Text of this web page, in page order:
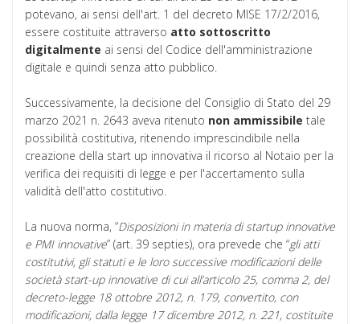
potevano, ai sensi dell'art. 1 del decreto MISE 17/2/2016,
essere costituite attraverso atto sottoscritto
digitalmente ai sensi del Codice dell'amministrazione
digitale e quindi senza atto pubblico.
Successivamente, la decisione del Consiglio di Stato del 29
marzo 2021 n. 2643 aveva ritenuto non ammissibile tale
possibilità costitutiva, ritenendo imprescindibile nella
creazione della start up innovativa il ricorso al Notaio per la
verifica dei requisiti di legge e per l'accertamento sulla
validità dell'atto costitutivo.
La nuova norma, “Disposizioni in materia di startup innovative
e PMI innovative” (art. 39 septies), ora prevede che “gli atti
costitutivi, gli statuti e le loro successive modificazioni delle
società start-up innovative di cui all’articolo 25, comma 2, del
decreto-legge 18 ottobre 2012, n. 179, convertito, con
modificazioni, dalla legge 17 dicembre 2012, n. 221, costituite